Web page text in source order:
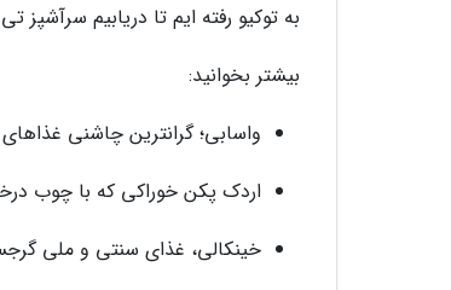
به توکیو رفته ایم تا دریابیم
بیشتر بخوانید:
واسابی؛ گرانترین چاشنی غذاهای
اردک پکن خوراکی که با چوب
خینکالی، غذای سنتی و ملی